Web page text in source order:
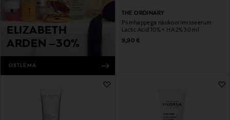
ELIZABETH
ARDEN –30%
OSTLEMA
THE ORDINARY
Piimhappega näokoorimisseerum
Lactic Acid 10% + HA 2% 30 ml
Original Price
9,90 €